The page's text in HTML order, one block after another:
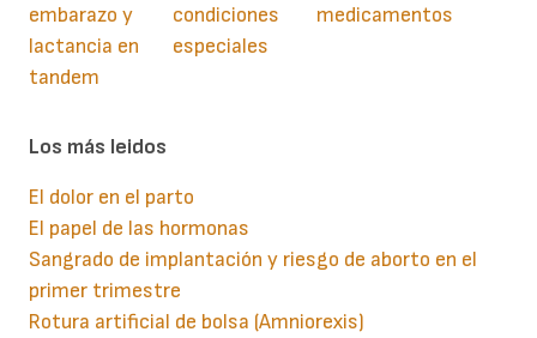
embarazo y
lactancia en
tandem
condiciones
especiales
medicamentos
Los más leidos
El dolor en el parto
El papel de las hormonas
Sangrado de implantación y riesgo de aborto en el
primer trimestre
Rotura artificial de bolsa (Amniorexis)